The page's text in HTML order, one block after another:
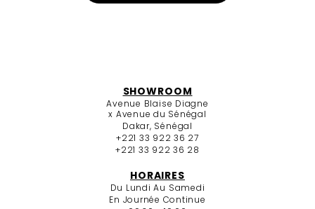
SHOWROOM
Avenue Blaise Diagne
x Avenue du Sénégal
Dakar, Sénégal
+221 33 922 36 27
+221 33 922 36 28
HORAIRES
Du Lundi Au Samedi
En Journée Continue